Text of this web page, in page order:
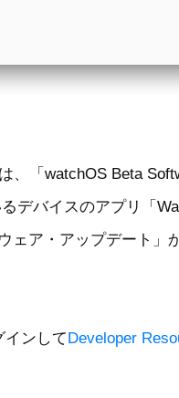
、「watchOS Beta
デバイスのアプリ「
ェア・アップデート」
インしてDeveloper